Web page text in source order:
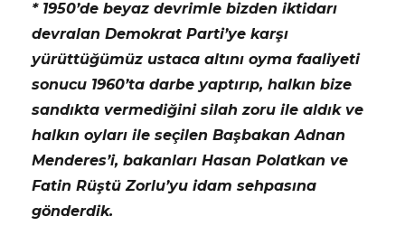
* 1950’de beyaz devrimle bizden iktidarı
devralan Demokrat Parti’ye karşı
yürüttüğümüz ustaca altını oyma faaliyeti
sonucu 1960’ta darbe yaptırıp, halkın bize
sandıkta vermediğini silah zoru ile aldık ve
halkın oyları ile seçilen Başbakan Adnan
Menderes’i, bakanları Hasan Polatkan ve
Fatin Rüştü Zorlu’yu idam sehpasına
gönderdik.